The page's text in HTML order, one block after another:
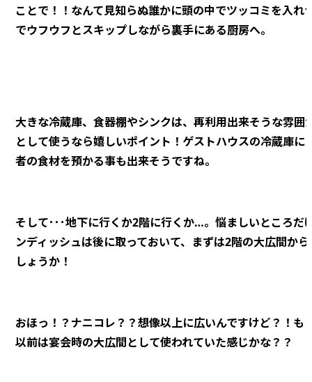
ことで！！なんて見知らぬ誰かに頭の中でツッコミを入れ
でウフウフとスキップしながら裏手にある厨房へ。
大きな冷蔵庫、食器棚やシンクは、再利用出来そうな雰囲
として使うなら嬉しいポイント！ゲストハウスの冷蔵庫に
者の食材を預かる事も出来そうですね。
そして･･･地下に行くか2階に行くか…。悩ましいところだ
ンディッシュは後に取っておいて、まずは2階の大広間か
しょうか！
おほっ！？ナニコレ？？想像以上に広いんですけど？！も
以前は宴会時の大広間として使われていた感じかな？？